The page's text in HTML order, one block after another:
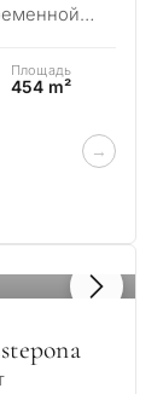
Площадь
454 m²